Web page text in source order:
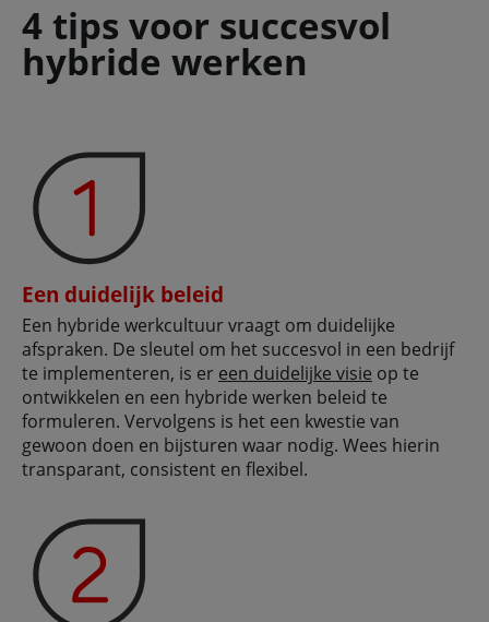
4 tips voor succesvol
hybride werken
Een duidelijk beleid
Een hybride werkcultuur vraagt om duidelijke
afspraken. De sleutel om het succesvol in een bedrijf
te implementeren, is er een duidelijke visie op te
ontwikkelen en een hybride werken beleid te
formuleren. Vervolgens is het een kwestie van
gewoon doen en bijsturen waar nodig. Wees hierin
transparant, consistent en flexibel.